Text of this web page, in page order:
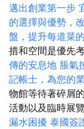
邁出創業第一步
的選擇與優勢，
盤，提升每道菜
措和空間是優先
傳的安息地 脹氣
記帳士，為您的
物館等待著碎屑
活動以及臨時展
漏水困擾 泰國簽